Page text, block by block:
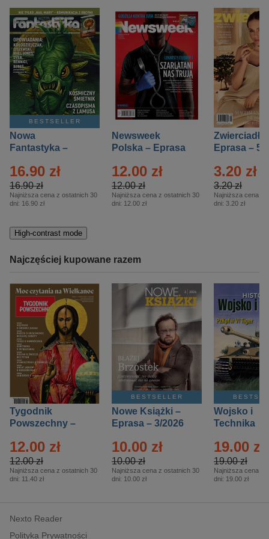
BESTSELLER
Nowa
Fantastyka –
16.90 zł
16.90 zł
Najniższa cena z ostatnich 30
dni: 16.90 zł
Newsweek
Polska – Eprasa
12.00 zł
12.00 zł
Najniższa cena z ostatnich 30
dni: 12.00 zł
Zwierciadło
Eprasa – 5/
3.20 zł
3.20 zł
Najniższa cena z
dni: 3.20 zł
High-contrast mode
Najczęściej kupowane razem
Tygodnik
Powszechny –
12.00 zł
12.00 zł
Najniższa cena z ostatnich 30
dni: 11.40 zł
BESTSELLER
Nowe Książki –
Eprasa – 3/2026
10.00 zł
10.00 zł
Najniższa cena z ostatnich 30
dni: 10.00 zł
Wojsko i
Technika
– 2/2026
19.00 zł
19.00 zł
Najniższa cena z
dni: 19.00 zł
Nexto Reader
Polityka Prywatności